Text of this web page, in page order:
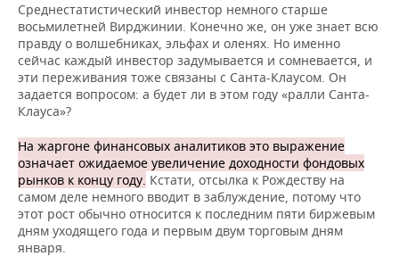
Среднестатистический инвестор немного старше
восьмилетней Вирджинии. Конечно же, он уже знает всю
правду о волшебниках, эльфах и оленях. Но именно
сейчас каждый инвестор задумывается и сомневается, и
эти переживания тоже связаны с Санта-Клаусом. Он
задается вопросом: а будет ли в этом году «ралли Санта-
Клауса»?
На жаргоне финансовых аналитиков это выражение
означает ожидаемое увеличение доходности фондовых
рынков к концу году. Кстати, отсылка к Рождеству на
самом деле немного вводит в заблуждение, потому что
этот рост обычно относится к последним пяти биржевым
дням уходящего года и первым двум торговым дням
января.